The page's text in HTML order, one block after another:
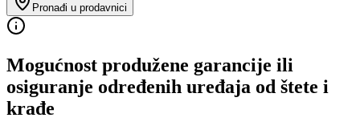
Pronađi u prodavnici
Mogućnost produžene garancije ili
osiguranje određenih uređaja od štete i
krađe